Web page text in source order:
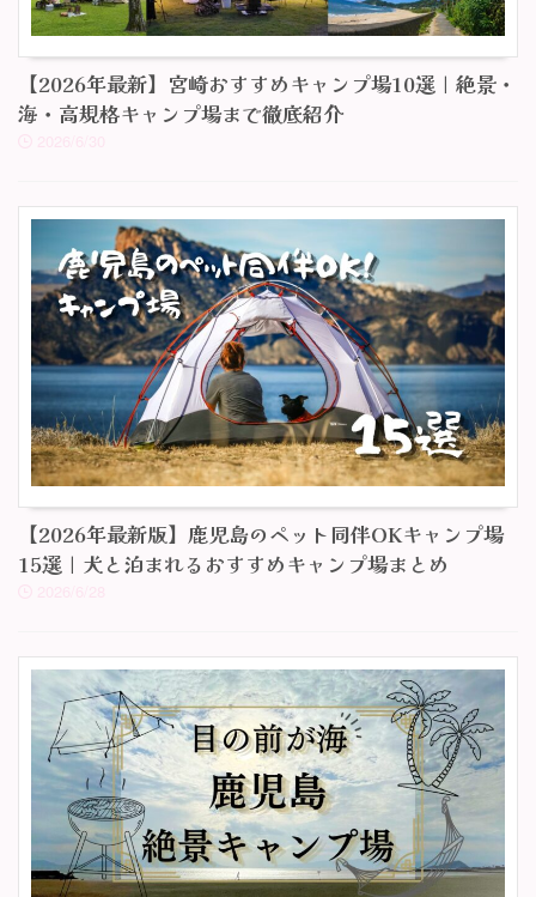
【2026年最新】宮崎おすすめキャンプ場10選｜絶景・
海・高規格キャンプ場まで徹底紹介
【2026年最新版】鹿児島のペット同伴OKキャンプ場
15選｜犬と泊まれるおすすめキャンプ場まとめ